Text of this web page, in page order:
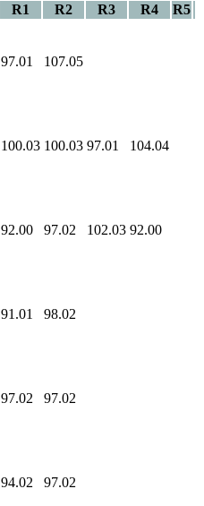
R1 R2 R3 R4
R5
97.01 107.05
100.03 100.03 97.01 104.04
92.00 97.02 102.03 92.00
91.01 98.02
97.02 97.02
94.02 97.02